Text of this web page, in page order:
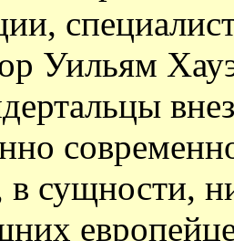
Уильям
в сущности,